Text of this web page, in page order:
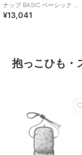
に約こぶし一つ分
るように肩ベルト
ら使用してください
※本製品を着脱す
な限り手伝っても
意が必要です。
※首のすわらない
をご使用ください。
※バックルの開口
ナップ BASIC ベーシック だ
っこひも おんぶ紐 ベビーキ
¥13,041
抱っこひも・